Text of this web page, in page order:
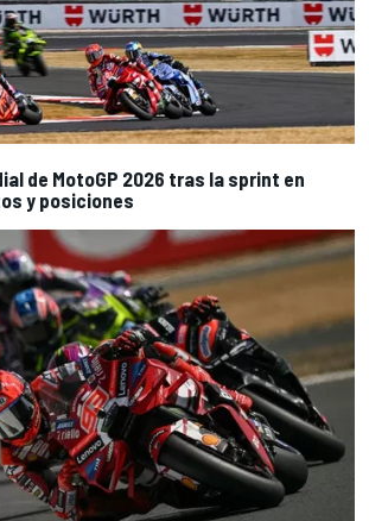
de MotoGP 2026 tras la sprint en
y posiciones